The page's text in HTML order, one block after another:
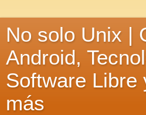
No solo Unix |
Android,
Software Libre
más